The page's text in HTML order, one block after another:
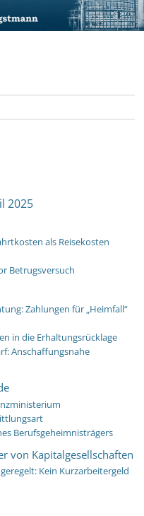
2025
als Reisekosten
Betrugsversuch
Zahlungen für „Heimfall“
in die Erhaltungsrücklage
Anschaffungsnahe
Berufsgeheimnisträgers
von Kapitalgesellschaften
Kein Kurzarbeitergeld